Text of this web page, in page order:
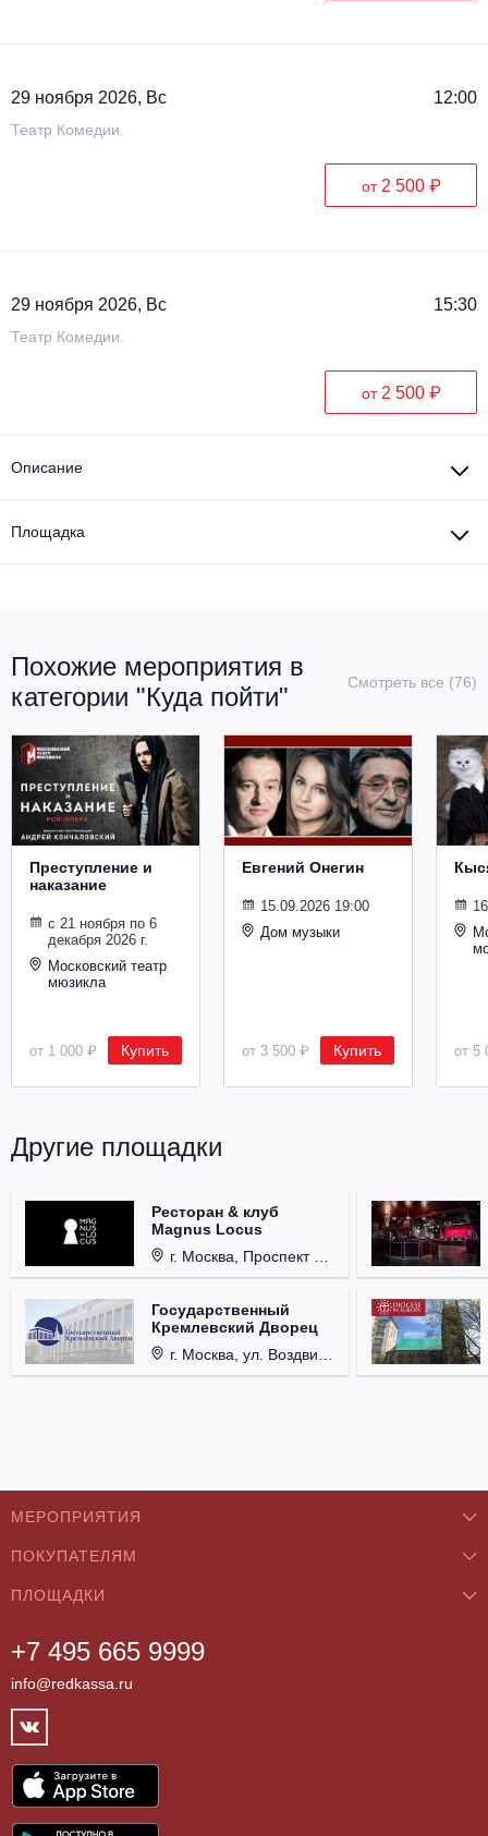
29 ноября 2026, Вс 12:00
Театр Комедии.
от 2 500 ₽
29 ноября 2026, Вс 15:30
Театр Комедии.
от 2 500 ₽
Описание
Площадка
Похожие мероприятия в
категории "Куда пойти"
Смотреть все (76)
Преступление и
наказание
с 21 ноября по 6
декабря 2026 г.
Московский театр
мюзикла
от 1 000 ₽ Купить
Евгений Онегин
15.09.2026 19:00
Дом музыки
от 3 500 ₽ Купить от 5
Другие площадки
Ресторан & клуб
Magnus Locus
г. Москва, Проспект Мира, д. 12, стр. 9.
Государственный
Кремлевский Дворец
г. Москва, ул. Воздвиженка, д. 1, Кремль.
+7 495 665 9999
info@redkassa.ru
МЕРОПРИЯТИЯ
Концерты
Классика
Театры
Фестивали
Спорт
Цирк
ПОКУПАТЕЛЯМ
О нас
Как купить
Возврат билетов
Контакты
Партнёры
Архив
ПЛОЩАДКИ
Бар/Ресторан/Кафе
Клуб
Концертный зал
Театр
Спортивный комплекс